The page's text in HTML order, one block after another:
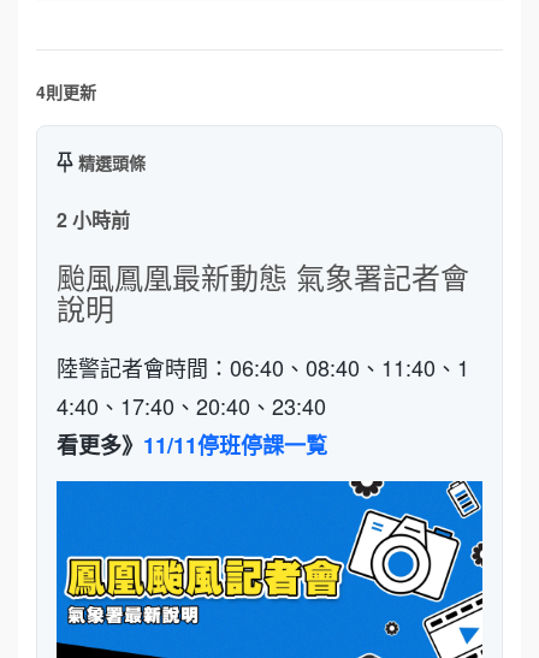
4則更新
精選頭條
2 小時前
颱風鳳凰最新動態 氣象署記者會
說明
陸警記者會時間：06:40、08:40、11:40、1
4:40、17:40、20:40、23:40
看更多》 11/11停班停課一覧